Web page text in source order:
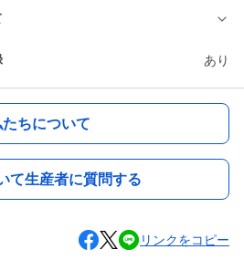
あり
たちについて
て生産者に質問する
リンクをコピー